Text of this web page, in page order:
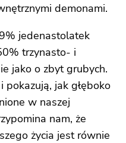
demonami.
jedenastolatek
trzynasto- i
jako o zbyt grubych.
pokazują, jak głęboko
w naszej
nam, że
życia jest równie